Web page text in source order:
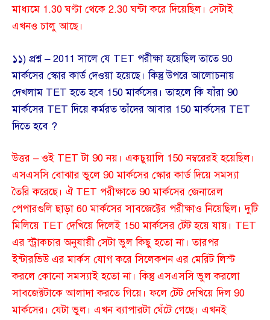
মাধ্যমে 1.30 ঘণ্টা থেকে 2.30 ঘন্টা করে দিয়েছিল। সেটাই
এখনও চালু আছে।
১১) প্রশ্ন – 2011 সালে যে TET পরীক্ষা হয়েছিল তাতে 90
মার্কসের স্কোর কার্ড দেওয়া হয়েছে। কিন্তু উপরে আলোচনায়
দেখলাম TET হতে হবে 150 মার্কসের। তাহলে কি যাঁরা 90
মার্কসের TET দিয়ে কর্মরত তাঁদের আবার 150 মার্কসের TET
দিতে হবে ?
উত্তর – ওই TET টা 90 নয়। একচুয়ালি 150 নম্বরেরই হয়েছিল।
এসএসসি বোঝার ভুলে 90 মার্কসের স্কোর কার্ড দিয়ে সমস্যা
তৈরি করেছে। ঐ TET পরীক্ষাতে 90 মার্কসের জেনারেল
পেপারগুলি ছাড়া 60 মার্কসের সাবজেক্টের পরীক্ষাও নিয়েছিল। দুটি
মিলিয়ে TET দেখিয়ে দিলেই 150 মার্কসের টেট হয়ে যায়। TET
এর স্ট্রাকচার অনুযায়ী সেটা ভুল কিছু হতো না। তারপর
ইন্টারভিউ এর মার্কস যোগ করে সিলেকশন এর মেরিট লিস্ট
করলে কোনো সমস্যাই হতো না। কিন্তু এসএসসি ভুল করলো
সাবজেক্টটাকে আলাদা করতে গিয়ে। ফলে টেট দেখিয়ে দিল 90
মার্কসের। যেটা ভুল। এখন ব্যাপারটা ঘেঁটে গেছে। এখনই